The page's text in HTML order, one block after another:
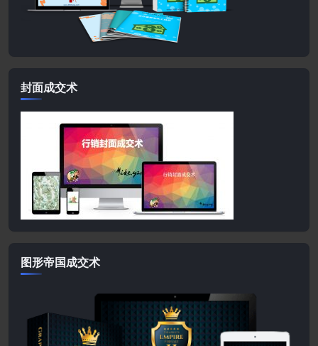
封面成交术
图形帝国成交术